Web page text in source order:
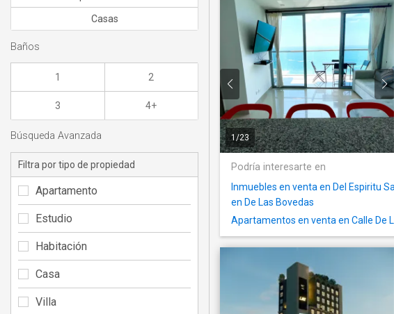
1 /23
Podría interesarte en
Inmuebles en venta en Del Espiritu
en De Las Bovedas
Apartamentos en venta en Calle De
Casas
Baños
1 2
3 4+
Búsqueda Avanzada
Filtra por tipo de propiedad
Apartamento
Estudio
Habitación
Casa
Villa